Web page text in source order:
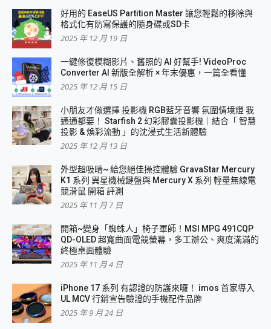
好用的 EaseUS Partition Master 讓您輕鬆的移除與
格式化有防寫保護的隨身碟或SD卡
2025 年 12 月 19 日
一鍵修復模糊影片、舊照的 AI 好幫手! VideoProc
Converter AI 新版全解析 × 年末優惠，一篇全看懂
2025 年 12 月 15 日
小朋友才做選擇 投影機 RGB藍牙音響 氛圍情境燈 我
通通都要！ Starfish 2 幻彩膠囊投影機｜結合「 智慧
投影 & 煥彩流動 」的沈浸式生活新體驗
2025 年 12 月 13 日
外型超吸晴~ 給您絕佳操控體驗 GravaStar Mercury
K1 系列 異星機械鍵盤與 Mercury X 系列 輕量無線電
競滑鼠 開箱 評測
2025 年 11 月 7 日
開箱~變身「蜘蛛人」椅子軍師！MSI MPG 491CQP
QD-OLED 超寬曲面電競螢幕，多工辦公、爽度滿滿的
終極桌面體驗
2025 年 11 月 4 日
iPhone 17 系列 有認證的防護來囉！ imos 首家導入
UL MCV 行銷宣告驗證的手機配件品牌
2025 年 9 月 24 日